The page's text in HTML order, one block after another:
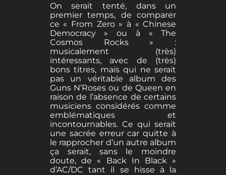
On serait tenté, dans un
premier temps, de comparer
ce « From Zero » à « Chinese
Democracy » ou à « The
Cosmos Rocks » :
musicalement (très)
intéressants, avec de (très)
bons titres, mais qui ne serait
pas un véritable album des
Guns N’Roses ou de Queen en
raison de l’absence de certains
musiciens considérés comme
emblématiques et
incontournables. Ce qui serait
une sacrée erreur car quitte à
le rapprocher d’un autre album
ça serait, sans le moindre
doute, de « Back In Black »
d’AC/DC tant il se hisse à la